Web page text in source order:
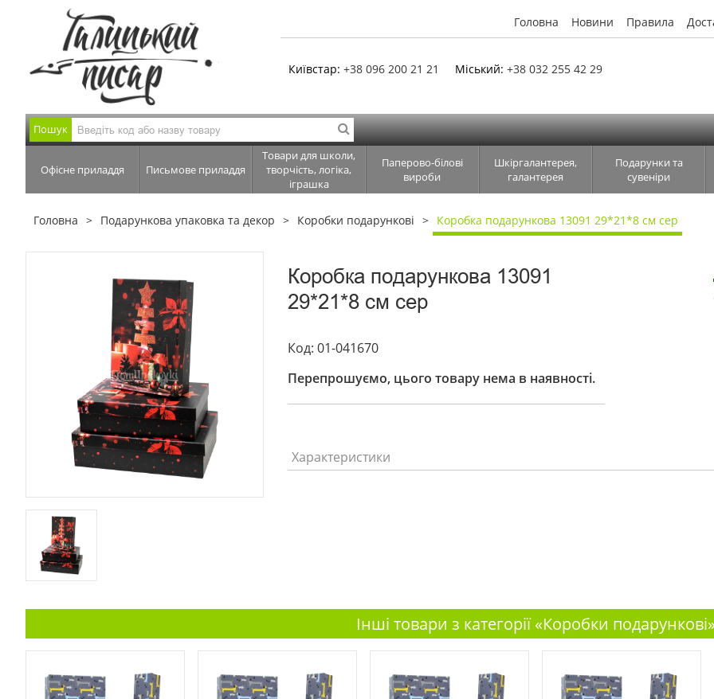
Головна Новини Правила
Київстар: +38 096 200 21 21 Міський: +38 032 255 42 29
Пошук
Офісне приладдя Письмове приладдя
Товари для школи,
творчість, логіка,
іграшка
Паперово-білові
вироби
Шкіргалантерея,
галантерея
Подарунки та
сувеніри
Головна Подарункова упаковка та декор Коробки подарункові Коробка подарункова 13091 29*21*8 см сер
Коробка подарункова 13091
29*21*8 см сер
Код: 01-041670
Перепрошуємо, цього товару нема в наявності.
Характеристики
Інші товари з категорії «Коробки